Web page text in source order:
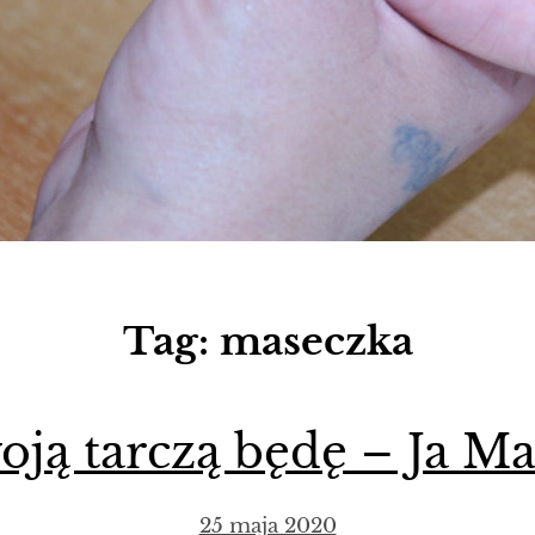
Tag: maseczka
tarczą będę – Ja
25 maja 2020